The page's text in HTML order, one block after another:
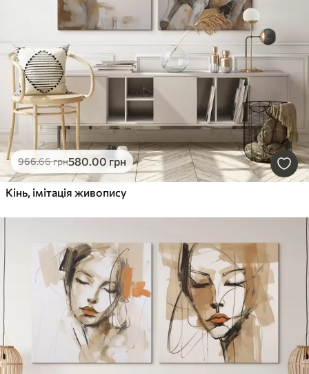
966.66грн580.00 грн
Кінь, імітація живопису